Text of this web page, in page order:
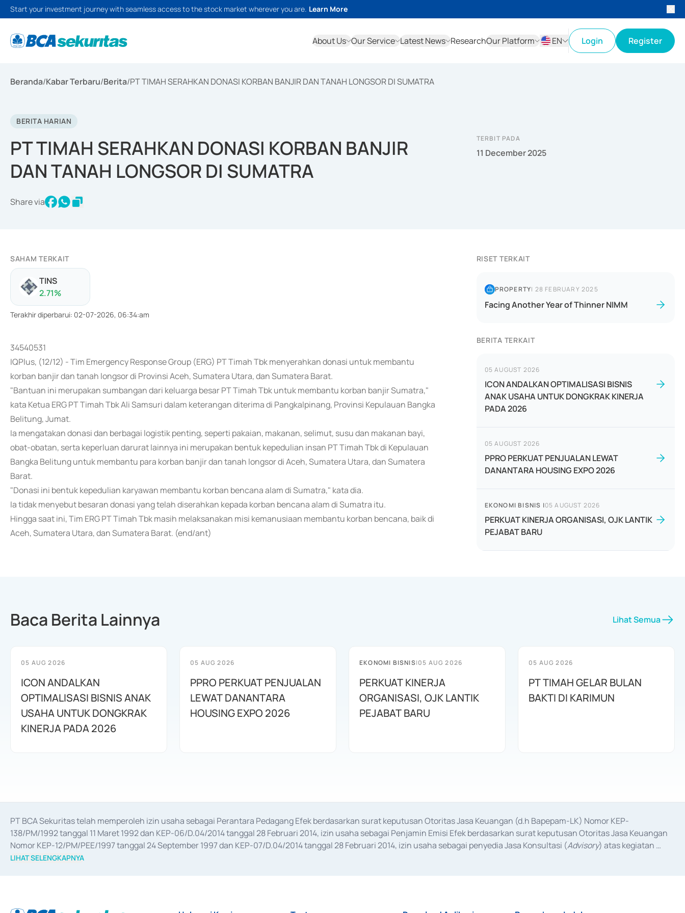
Start your investment journey with seamless access to the stock market wherever you are. Learn More
About Us Our Service Latest News ResearchOur Platform
EN
Login Register
Beranda/Kabar Terbaru/Berita/PT TIMAH SERAHKAN DONASI KORBAN BANJIR DAN TANAH LONGSOR DI SUMATRA
BERITA HARIAN
PT TIMAH SERAHKAN DONASI KORBAN BANJIR
DAN TANAH LONGSOR DI SUMATRA
Share via
TERBIT PADA
11 December 2025
SAHAM TERKAIT
TINS
2.71%
Terakhir diperbarui: 02-07-2026, 06:34:am
34540531
IQPlus, (12/12) - Tim Emergency Response Group (ERG) PT Timah Tbk menyerahkan donasi untuk membantu
korban banjir dan tanah longsor di Provinsi Aceh, Sumatera Utara, dan Sumatera Barat.
"Bantuan ini merupakan sumbangan dari keluarga besar PT Timah Tbk untuk membantu korban banjir Sumatra,"
kata Ketua ERG PT Timah Tbk Ali Samsuri dalam keterangan diterima di Pangkalpinang, Provinsi Kepulauan Bangka
Belitung, Jumat.
Ia mengatakan donasi dan berbagai logistik penting, seperti pakaian, makanan, selimut, susu dan makanan bayi,
obat-obatan, serta keperluan darurat lainnya ini merupakan bentuk kepedulian insan PT Timah Tbk di Kepulauan
Bangka Belitung untuk membantu para korban banjir dan tanah longsor di Aceh, Sumatera Utara, dan Sumatera
Barat.
"Donasi ini bentuk kepedulian karyawan membantu korban bencana alam di Sumatra," kata dia.
Ia tidak menyebut besaran donasi yang telah diserahkan kepada korban bencana alam di Sumatra itu.
Hingga saat ini, Tim ERG PT Timah Tbk masih melaksanakan misi kemanusiaan membantu korban bencana, baik di
Aceh, Sumatera Utara, dan Sumatera Barat. (end/ant)
RISET TERKAIT
PROPERTY| 28 FEBRUARY 2025
Facing Another Year of Thinner NIMM
BERITA TERKAIT
05 AUGUST 2026
ICON ANDALKAN OPTIMALISASI BISNIS
ANAK USAHA UNTUK DONGKRAK KINERJA
PADA 2026
05 AUGUST 2026
PPRO PERKUAT PENJUALAN LEWAT
DANANTARA HOUSING EXPO 2026
EKONOMI BISNIS |05 AUGUST 2026
PERKUAT KINERJA ORGANISASI, OJK LANTIK
PEJABAT BARU
Baca Berita Lainnya Lihat Semua
05 AUG 2026
ICON ANDALKAN
OPTIMALISASI BISNIS ANAK
USAHA UNTUK DONGKRAK
KINERJA PADA 2026
05 AUG 2026
PPRO PERKUAT PENJUALAN
LEWAT DANANTARA
HOUSING EXPO 2026
EKONOMI BISNIS|05 AUG 2026
PERKUAT KINERJA
ORGANISASI, OJK LANTIK
PEJABAT BARU
05 AUG 2026
PT TIMAH GELAR BULAN
BAKTI DI KARIMUN
PT BCA Sekuritas telah memperoleh izin usaha sebagai Perantara Pedagang Efek berdasarkan surat keputusan Otoritas Jasa Keuangan (d.h Bapepam-LK) Nomor KEP-
138/PM/1992 tanggal 11 Maret 1992 dan KEP-06/D.04/2014 tanggal 28 Februari 2014, izin usaha sebagai Penjamin Emisi Efek berdasarkan surat keputusan Otoritas Jasa Keuangan
Nomor KEP-12/PM/PEE/1997 tanggal 24 September 1997 dan KEP-07/D.04/2014 tanggal 28 Februari 2014, izin usaha sebagai penyedia Jasa Konsultasi (Advisory) atas kegiatan
merger, akuisisi, divestasi, dan
LIHAT SELENGKAPNYA